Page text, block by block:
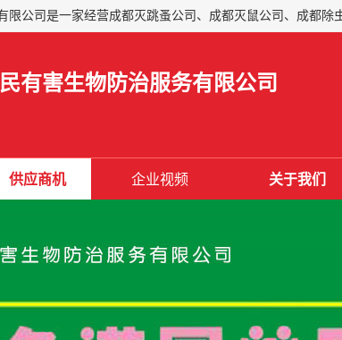
有害生物防治服务有限公司
供应商机 企业视频 关于我们